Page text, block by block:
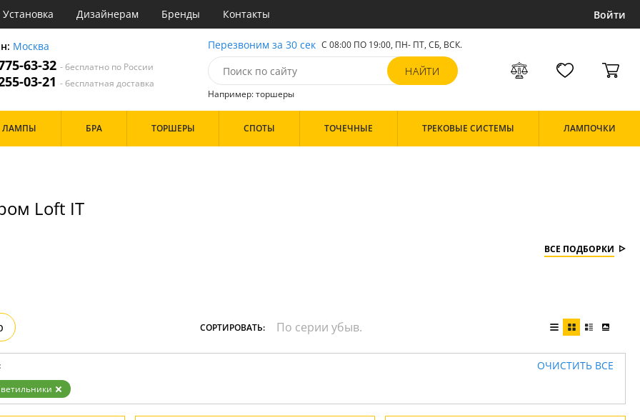
Установка Дизайнерам Бренды Контакты Войти
Москва
63-32- бесплатно по России
03-21- бесплатная доставка
Перезвоним за 30 сек С 08:00 ПО 19:00, ПН- ПТ, СБ, ВСК.
Например: торшеры
ЛАМПЫ БРА ТОРШЕРЫ СПОТЫ ТОЧЕЧНЫЕ ТРЕКОВЫЕ СИСТЕМЫ ЛАМПОЧКИ
Loft IT
ВСЕ ПОДБОРКИ
СОРТИРОВАТЬ:
ОЧИСТИТЬ ВСЕ